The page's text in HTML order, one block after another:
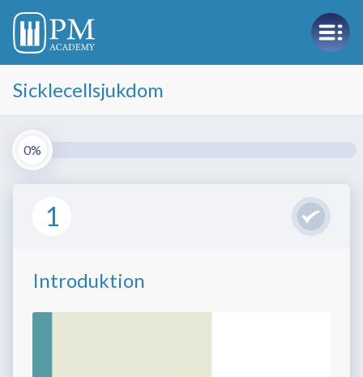
Sicklecellsjukdom
0%
1
Introduktion